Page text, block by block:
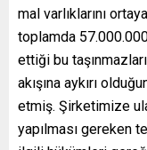
mal varlıklarını
toplamda
ettiği bu
akışına aykırı
etmiş. Şirketimize
yapılması gereken